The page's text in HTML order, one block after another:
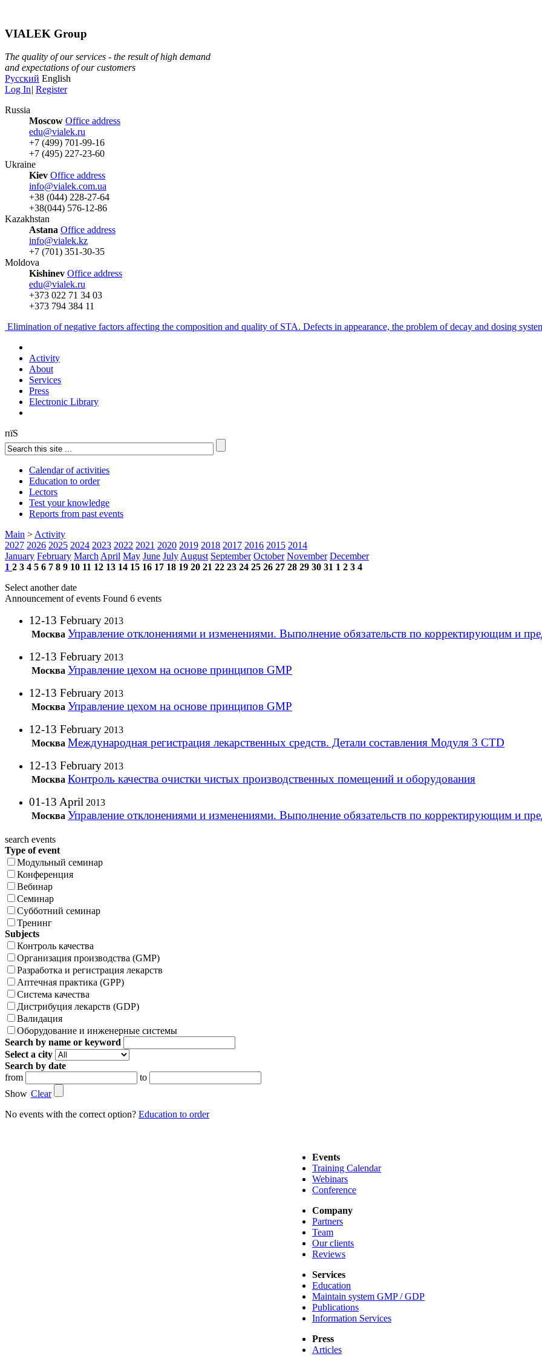
VIALEK Group
The quality of our services - the result of high demand
and expectations of our customers
Русский English
Log In| Register
Russia
Moscow Office address
edu@vialek.ru
+7 (499) 701-99-16
+7 (495) 227-23-60
Ukraine
Kiev Office address
info@vialek.com.ua
+38 (044) 228-27-64
+38(044) 576-12-86
Kazakhstan
Astana Office address
info@vialek.kz
+7 (701) 351-30-35
Moldova
Kishinev Office address
edu@vialek.ru
+373 022 71 34 03
+373 794 384 11
Elimination of negative factors affecting the composition and quality of STA. Defects in appearance, the problem of decay and dosing
Activity
About
Services
Press
Electronic Library
пїЅ
Calendar of activities
Education to order
Lectors
Test your knowledge
Reports from past events
Main >Activity
2027 2026 2025 2024 2023 2022 2021 2020 2019 2018 2017 2016 2015 2014
January February MarchApril May June JulyAugust September October November December
1 2 3 4 5 6 7 8 9 10 11 12 13 14 15 16 17 18 19 20 21 22 23 24 25 26 27 28 29 30 31 1 2 3 4
Select another date
Announcement of events Found 6 events
12-13 February 2013
Москва Управление отклонениями и изменениями. Выполнение обязательств по корректирующим и
12-13 February 2013
Москва Управление цехом на основе принципов GMP
12-13 February 2013
Москва Управление цехом на основе принципов GMP
12-13 February 2013
Москва Международная регистрация лекарственных средств. Детали составления Модуля 3 CTD
12-13 February 2013
Москва Контроль качества очистки чистых производственных помещений и оборудования
01-13 April 2013
Москва Управление отклонениями и изменениями. Выполнение обязательств по корректирующим и
search events
Type of event
Модульный семинар
Конференция
Вебинар
Семинар
Субботний семинар
Тренинг
Subjects
Контроль качества
Организация производства (GMP)
Разработка и регистрация лекарств
Аптечная практика (GPP)
Система качества
Дистрибуция лекарств (GDP)
Валидация
Оборудование и инженерные системы
Search by name or keyword
Select a city
Search by date
from
to
Show Clear
No events with the correct option? Education to order
Events
Training Calendar
Webinars
Conference
Company
Partners
Team
Our clients
Reviews
Services
Education
Maintain system GMP / GDP
Publications
Information Services
Press
Articles